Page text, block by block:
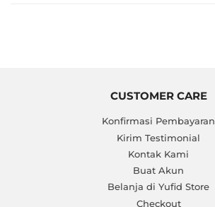
CUSTOMER CARE
Konfirmasi Pembayaran
Kirim Testimonial
Kontak Kami
Buat Akun
Belanja di Yufid Store
Checkout